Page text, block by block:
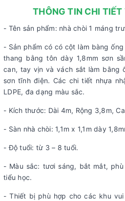
THÔNG TIN CHI
- Tên sản phẩm: nhà chòi 1 máng
- Sản phẩm có có cột làm bàng
thang bằng tôn dày 1,8mm sơn
can, tay vịn và vách sắt làm bằng
sơn tĩnh điện. Các chi tiết nhựa
LDPE, đa dạng màu sắc.
- Kích thước: Dài 4m, Rộng 3,8m,
- Sàn nhà chòi: 1,1m x 1,1m dày
- Độ tuổi: từ 3 – 8 tuổi.
- Màu sắc: tươi sáng, bắt mắt,
tiểu học.
- Thiết bị phù hợp cho các khu